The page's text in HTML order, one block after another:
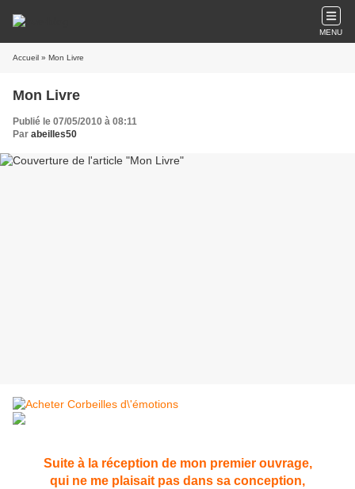
MENU
Accueil » Mon Livre
Mon Livre
Publié le 07/05/2010 à 08:11
Par abeilles50
Suite à la réception de mon premier ouvrage,
qui ne me plaisait pas dans sa conception,